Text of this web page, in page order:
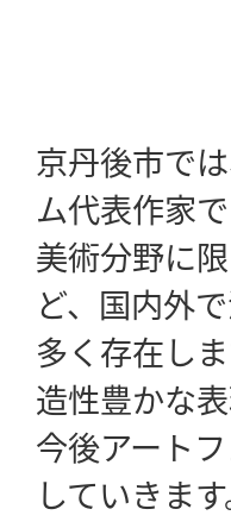
京丹後市で
ム代表作家
美術分野に
ど、国内外
多く存在し
造性豊かな
今後アート
していきます